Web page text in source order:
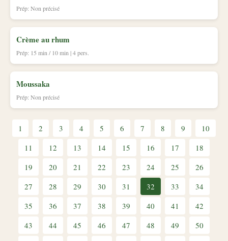
Prép: Non précisé
Crème au rhum
Prép: 15 min / 10 min | 4 pers.
Moussaka
Prép: Non précisé
1 2 3 4 5 6 7 8 9
10
11
12 13 14 15 16 17
18
19
20 21 22 23 24 25
26
27
28 29 30 31 32 33
34
35
36 37 38 39 40 41
42
43
44 45 46 47 48 49
50